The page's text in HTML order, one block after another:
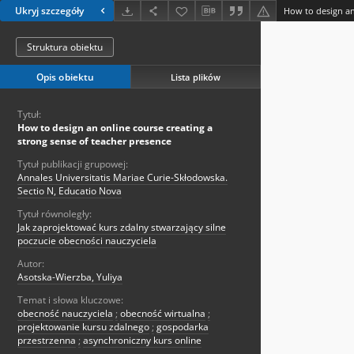
Ukryj szczegóły
Struktura obiektu
Opis obiektu Lista plików
Tytuł:
How to design an online course creating a
strong sense of teacher presence
Tytuł publikacji grupowej:
Annales Universitatis Mariae Curie-Skłodowska.
Sectio N, Educatio Nova
Tytuł równoległy:
Jak zaprojektować kurs zdalny stwarzający silne
poczucie obecności nauczyciela
Autor:
Asotska-Wierzba, Yuliya
Temat i słowa kluczowe:
obecność nauczyciela ; obecność wirtualna ;
projektowanie kursu zdalnego ; gospodarka
przestrzenna ; asynchroniczny kurs online